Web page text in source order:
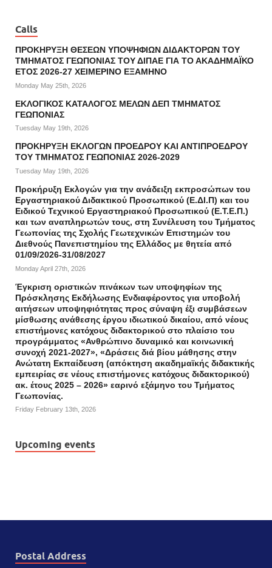
Calls
ΠΡΟΚΗΡΥΞΗ ΘΕΣΕΩΝ ΥΠΟΨΗΦΙΩΝ ΔΙΔΑΚΤΟΡΩΝ ΤΟΥ
ΤΜΗΜΑΤΟΣ ΓΕΩΠΟΝΙΑΣ ΤΟΥ ΔΙΠΑΕ ΓΙΑ ΤΟ ΑΚΑΔΗΜΑΪΚΟ
ΕΤΟΣ 2026-27 ΧΕΙΜΕΡΙΝΟ ΕΞΑΜΗΝΟ
Monday May 25th, 2026
ΕΚΛΟΓΙΚΟΣ ΚΑΤΑΛΟΓΟΣ ΜΕΛΩΝ ΔΕΠ ΤΜΗΜΑΤΟΣ
ΓΕΩΠΟΝΙΑΣ
Tuesday May 19th, 2026
ΠΡΟΚΗΡΥΞΗ ΕΚΛΟΓΩΝ ΠΡΟΕΔΡΟΥ ΚΑΙ ΑΝΤΙΠΡΟΕΔΡΟΥ
ΤΟΥ ΤΜΗΜΑΤΟΣ ΓΕΩΠΟΝΙΑΣ 2026-2029
Tuesday May 19th, 2026
Προκήρυξη Εκλογών για την ανάδειξη εκπροσώπων του
Εργαστηριακού Διδακτικού Προσωπικού (Ε.ΔΙ.Π) και του
Ειδικού Τεχνικού Εργαστηριακού Προσωπικού (Ε.Τ.Ε.Π.)
και των αναπληρωτών τους, στη Συνέλευση του Τμήματος
Γεωπονίας της Σχολής Γεωτεχνικών Επιστημών του
Διεθνούς Πανεπιστημίου της Ελλάδος με θητεία από
01/09/2026-31/08/2027
Monday April 27th, 2026
Έγκριση οριστικών πινάκων των υποψηφίων της
Πρόσκλησης Εκδήλωσης Ενδιαφέροντος για υποβολή
αιτήσεων υποψηφιότητας προς σύναψη έξι συμβάσεων
μίσθωσης ανάθεσης έργου ιδιωτικού δικαίου, από νέους
επιστήμονες κατόχους διδακτορικού στο πλαίσιο του
προγράμματος «Ανθρώπινο δυναμικό και κοινωνική
συνοχή 2021-2027», «Δράσεις διά βίου μάθησης στην
Ανώτατη Εκπαίδευση (απόκτηση ακαδημαϊκής διδακτικής
εμπειρίας σε νέους επιστήμονες κατόχους διδακτορικού)
ακ. έτους 2025 – 2026» εαρινό εξάμηνο του Τμήματος
Γεωπονίας.
Friday February 13th, 2026
Upcoming events
Postal Address